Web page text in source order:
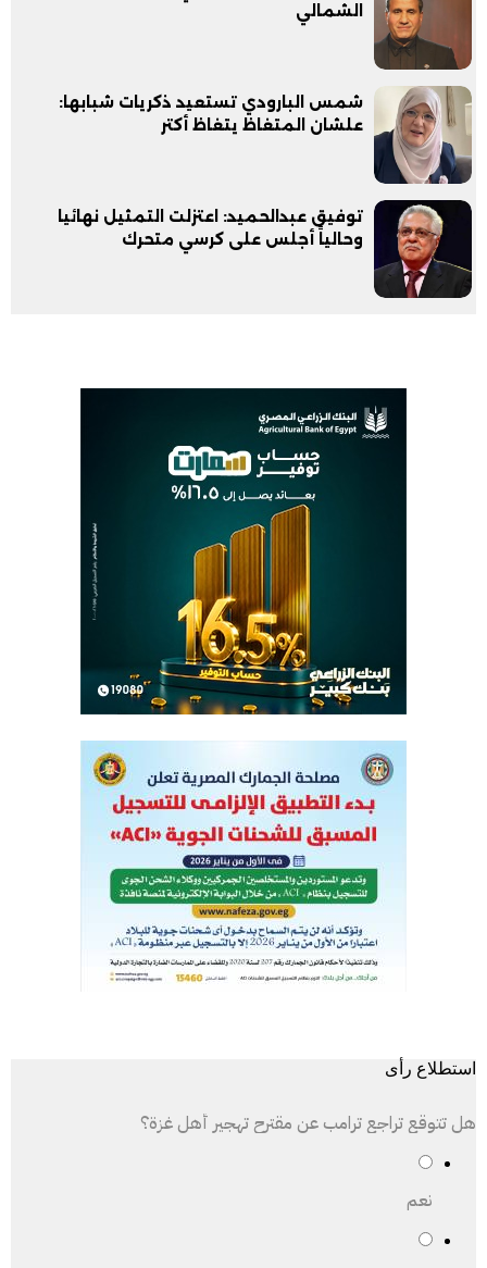
الشمالي
شمس البارودي تستعيد ذكريات شبابها:
علشان المتغاظ يتغاظ أكتر
توفيق عبدالحميد: اعتزلت التمثيل نهائيا
وحالياً أجلس على كرسي متحرك
استطلاع رأى
هل تتوقع تراجع ترامب عن مقترح تهجير أهل غزة؟
نعم